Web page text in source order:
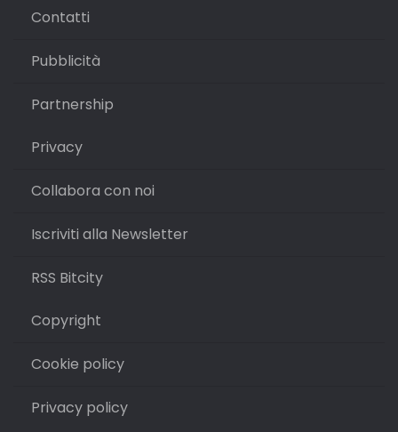
Contatti
Pubblicità
Partnership
Privacy
Collabora con noi
Iscriviti alla Newsletter
RSS Bitcity
Copyright
Cookie policy
Privacy policy